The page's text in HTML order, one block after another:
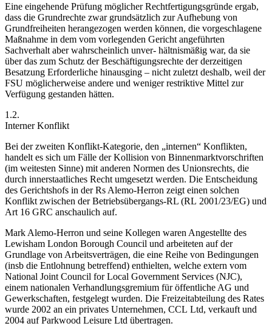
Eine eingehende Prüfung möglicher Rechtfertigungsgründe ergab,
dass die Grundrechte zwar grundsätzlich zur Aufhebung von
Grundfreiheiten herangezogen werden können, die vorgeschlagene
Maßnahme in dem vom vorlegenden Gericht angeführten
Sachverhalt aber wahrscheinlich unver- hältnismäßig war, da sie
über das zum Schutz der Beschäftigungsrechte der derzeitigen
Besatzung Erforderliche hinausging – nicht zuletzt deshalb, weil der
FSU möglicherweise andere und weniger restriktive Mittel zur
Verfügung gestanden hätten.
1.2.
Interner Konflikt
Bei der zweiten Konflikt-Kategorie, den „internen“ Konflikten,
handelt es sich um Fälle der Kollision von Binnenmarktvorschriften
(im weitesten Sinne) mit anderen Normen des Unionsrechts, die
durch innerstaatliches Recht umgesetzt werden. Die Entscheidung
des Gerichtshofs in der Rs Alemo-Herron zeigt einen solchen
Konflikt zwischen der Betriebsübergangs-RL (RL 2001/23/EG) und
Art 16 GRC anschaulich auf.
Mark Alemo-Herron und seine Kollegen waren Angestellte des
Lewisham London Borough Council und arbeiteten auf der
Grundlage von Arbeitsverträgen, die eine Reihe von Bedingungen
(insb die Entlohnung betreffend) enthielten, welche extern vom
National Joint Council for Local Government Services (NJC),
einem nationalen Verhandlungsgremium für öffentliche AG und
Gewerkschaften, festgelegt wurden. Die Freizeitabteilung des Rates
wurde 2002 an ein privates Unternehmen, CCL Ltd, verkauft und
2004 auf Parkwood Leisure Ltd übertragen.